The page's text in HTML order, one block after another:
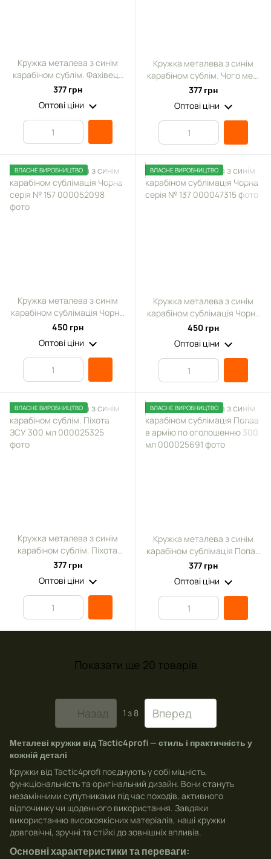
Кружка металева з синім
карабіном сублім. Фахівець
золоті руки 300 мл
377 грн
Оптові ціни
Кружка металева з синім
карабіном сублім. Чого мені
вдома не сиділось?!! 300 мл
377 грн
Оптові ціни
ВЛАСНЕ ВИРОБНИЦТВО
Кружка металева з синім
карабіном сублімація Чорна
серія № 157
450 грн
Оптові ціни
ВЛАСНЕ ВИРОБНИЦТВО
Кружка металева з синім
карабіном сублімація Чорна
серія № 137
450 грн
Оптові ціни
ВЛАСНЕ ВИРОБНИЦТВО
Кружка металева з синім
карабіном сублім. Піхота
ЗСУ 300 мл
377 грн
Оптові ціни
ВЛАСНЕ ВИРОБНИЦТВО
Кружка металева з синім
карабіном сублімація Попав
в армію по оголошенню 300
мл
377 грн
Оптові ціни
Показати ще 20 товарів
Назад 1 з 8 Вперед
Металеві кружки від Tactic4profi — стиль і практичність у
кожній деталі
Кружки від Tactic4profi поєднують у собі міцність,
функціональність та оригінальний дизайн. Вони стануть
незамінними супутниками під час походів, активного
відпочинку чи щоденного використання. Завдяки
використанню високоякісних матеріалів, наші кружки
довговічні, зручні та стійкі до зовнішніх впливів.
Основні характеристики та переваги: